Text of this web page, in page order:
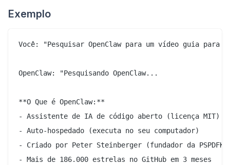
Exemplo
Você: "Pesquisar OpenClaw para um vídeo guia
OpenClaw: "Pesquisando OpenClaw...
**O Que é OpenClaw:**
- Assistente de IA de código aberto (licença MIT)
- Auto-hospedado (executa no seu computador)
- Criado por Peter Steinberger (fundador da
- Mais de 186.000 estrelas no GitHub em 3 meses